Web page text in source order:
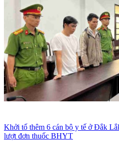
Khởi tố thêm 6 cán bộ y tế ở Đắk
lượt đơn thuốc BHYT